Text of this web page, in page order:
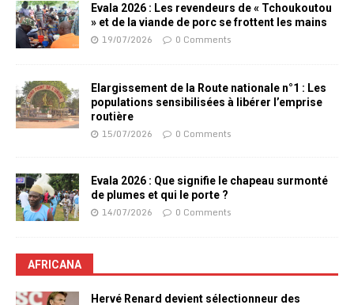
Evala 2026 : Les revendeurs de « Tchoukoutou
» et de la viande de porc se frottent les mains
19/07/2026 0 Comments
Elargissement de la Route nationale n°1 : Les
populations sensibilisées à libérer l’emprise
routière
15/07/2026 0 Comments
Evala 2026 : Que signifie le chapeau surmonté
de plumes et qui le porte ?
14/07/2026 0 Comments
AFRICANA
Hervé Renard devient sélectionneur des